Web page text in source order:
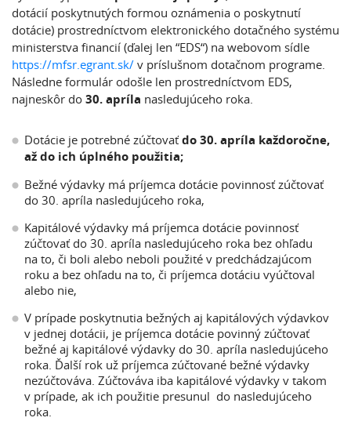
dotácií poskytnutých formou oznámenia o poskytnutí
dotácie) prostredníctvom elektronického dotačného systému
ministerstva financií (ďalej len “EDS“) na webovom sídle
https://mfsr.egrant.sk/ v príslušnom dotačnom programe.
Následne formulár odošle len prostredníctvom EDS,
najneskôr do 30. apríla nasledujúceho roka.
Dotácie je potrebné zúčtovaťdo 30. apríla každoročne,
až do ich úplného použitia;
Bežné výdavky má príjemca dotácie povinnosť zúčtovať
do 30. apríla nasledujúceho roka,
Kapitálové výdavky má príjemca dotácie povinnosť
zúčtovať do 30. apríla nasledujúceho roka bez ohľadu
na to, či boli alebo neboli použité v predchádzajúcom
roku a bez ohľadu na to, či príjemca dotáciu vyúčtoval
alebo nie,
V prípade poskytnutia bežných aj kapitálových výdavkov
v jednej dotácii, je príjemca dotácie povinný zúčtovať
bežné aj kapitálové výdavky do 30. apríla nasledujúceho
roka. Ďalší rok už príjemca zúčtované bežné výdavky
nezúčtováva. Zúčtováva iba kapitálové výdavky v takom
v prípade, ak ich použitie presunul do nasledujúceho
roka.